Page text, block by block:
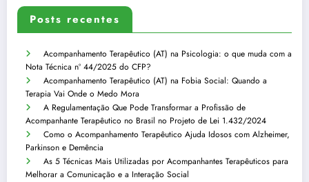
Posts recentes
Acompanhamento Terapêutico (AT) na Psicologia: o que muda com a
Nota Técnica nº 44/2025 do CFP?
Acompanhamento Terapêutico (AT) na Fobia Social: Quando a
Terapia Vai Onde o Medo Mora
A Regulamentação Que Pode Transformar a Profissão de
Acompanhante Terapêutico no Brasil no Projeto de Lei 1.432/2024
Como o Acompanhamento Terapêutico Ajuda Idosos com Alzheimer,
Parkinson e Demência
As 5 Técnicas Mais Utilizadas por Acompanhantes Terapêuticos para
Melhorar a Comunicação e a Interação Social